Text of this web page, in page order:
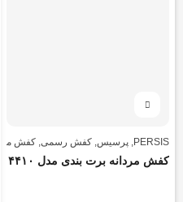
PERSIS
,پرسیس,کفش رسمی,کفش
کفش مردانه برت بندی مدل ۴۴۱۰